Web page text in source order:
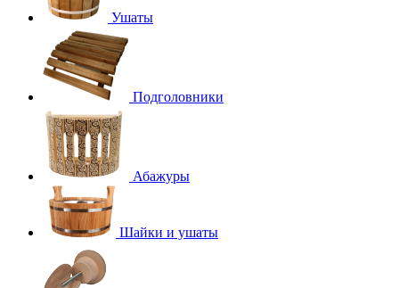
Ушаты
Подголовники
Абажуры
Шайки и ушаты